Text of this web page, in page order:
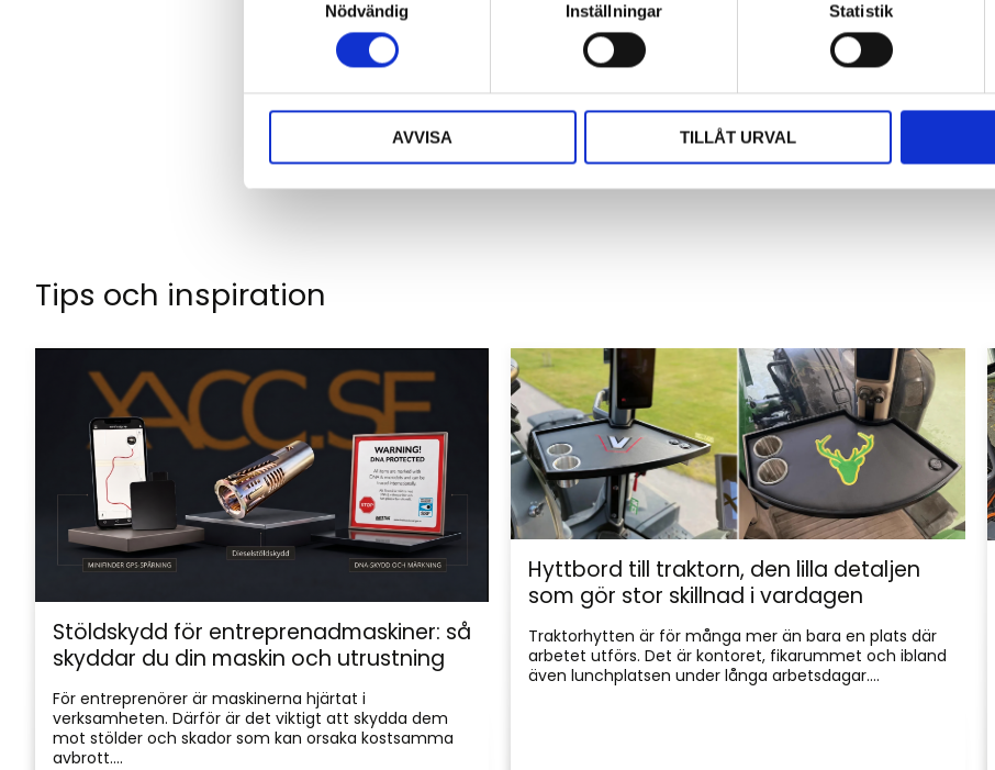
y
Nödvändig Inställningar Statistik
AVVISA TILLÅT URVAL
Klicka på en stjärna för att sätta ditt betyg
Tips och inspiration
Stöldskydd för entreprenadmaskiner: så
skyddar du din maskin och utrustning
För entreprenörer är maskinerna hjärtat i
verksamheten. Därför är det viktigt att skydda dem
mot stölder och skador som kan orsaka kostsamma
avbrott....
Hyttbord till traktorn, den lilla detaljen
som gör stor skillnad i vardagen
Traktorhytten är för många mer än bara en plats där
arbetet utförs. Det är kontoret, fikarummet och ibland
även lunchplatsen under långa arbetsdagar....